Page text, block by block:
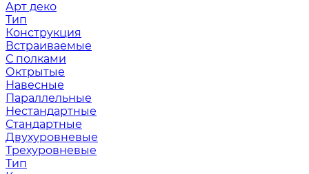
Арт деко
Тип
Конструкция
Встраиваемые
С полками
Октрытые
Навесные
Параллельные
Нестандартные
Стандартные
Двухуровневые
Трехуровневые
Тип